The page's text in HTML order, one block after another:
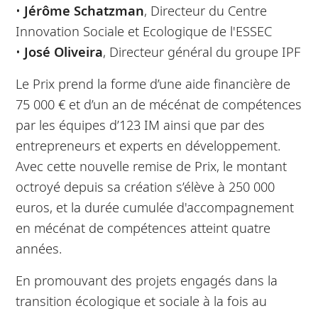
• Jérôme Schatzman, Directeur du Centre
Innovation Sociale et Ecologique de l'ESSEC
• José Oliveira, Directeur général du groupe IPF
Le Prix prend la forme d’une aide financière de
75 000 € et d’un an de mécénat de compétences
par les équipes d’123 IM ainsi que par des
entrepreneurs et experts en développement.
Avec cette nouvelle remise de Prix, le montant
octroyé depuis sa création s’élève à 250 000
euros, et la durée cumulée d'accompagnement
en mécénat de compétences atteint quatre
années.
En promouvant des projets engagés dans la
transition écologique et sociale à la fois au